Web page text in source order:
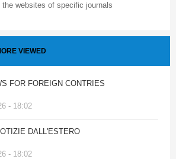
websites of specific journals
VIEWED
FOR FOREIGN CONTRIES
- 18:02
DALL'ESTERO
- 18:02